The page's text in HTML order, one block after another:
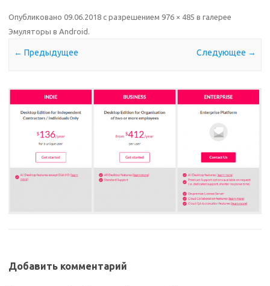
Опубликовано 09.06.2018 с разрешением 976 × 485 в галерее
Эмуляторы в Android .
← Предыдущее Следующее →
Добавить комментарий